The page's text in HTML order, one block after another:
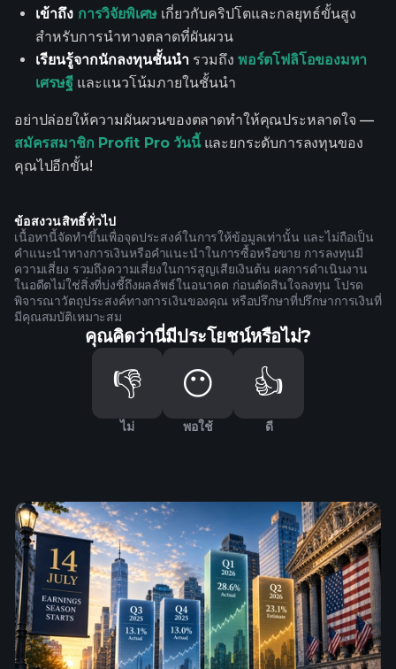
เข้าถึง การวิจัยพิเศษ เกี่ยวกับคริปโตและกลยุทธ์ขั้นสูง
สำหรับการนำทางตลาดที่ผันผวน
เรียนรู้จากนักลงทุนชั้นนำ รวมถึง พอร์ตโฟลิโอของมหา
เศรษฐี และแนวโน้มภายในชั้นนำ
อย่าปล่อยให้ความผันผวนของตลาดทำให้คุณประหลาดใจ —
สมัครสมาชิก Profit Pro วันนี้และยกระดับการลงทุนของ
คุณไปอีกขั้น!
ข้อสงวนสิทธิ์ทั่วไป
เนื้อหานี้จัดทำขึ้นเพื่อจุดประสงค์ในการให้ข้อมูลเท่านั้น และไม่ถือเป็น
คำแนะนำทางการเงินหรือคำแนะนำในการซื้อหรือขาย การลงทุนมี
ความเสี่ยง รวมถึงความเสี่ยงในการสูญเสียเงินต้น ผลการดำเนินงาน
ในอดีตไม่ใช่สิ่งที่บ่งชี้ถึงผลลัพธ์ในอนาคต ก่อนตัดสินใจลงทุน โปรด
พิจารณาวัตถุประสงค์ทางการเงินของคุณ หรือปรึกษาที่ปรึกษาการเงินที่
มีคุณสมบัติเหมาะสม
คุณคิดว่านี่มีประโยชน์หรือไม่?
👎
ไม่
😶
พอใช้
👍
ดี